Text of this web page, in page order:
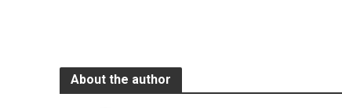
About the author